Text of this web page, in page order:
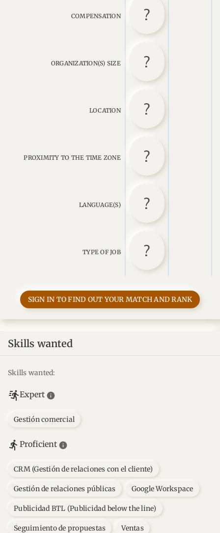
COMPENSATION
ORGANIZATION(S) SIZE
LOCATION
PROXIMITY TO THE TIME ZONE
LANGUAGE(S)
TYPE OF JOB
SIGN IN TO FIND OUT YOUR MATCH AND RANK
Skills wanted
Skills wanted:
Expert
Gestión comercial
Proficient
CRM (Gestión de relaciones con el cliente)
Gestión de relaciones públicas Google Workspace
Publicidad BTL (Publicidad below the line)
Seguimiento de propuestas Ventas